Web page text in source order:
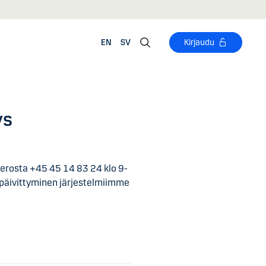
EN SV Kirjaudu
+45 45 14 83 24 klo 9-
järjestelmiimme